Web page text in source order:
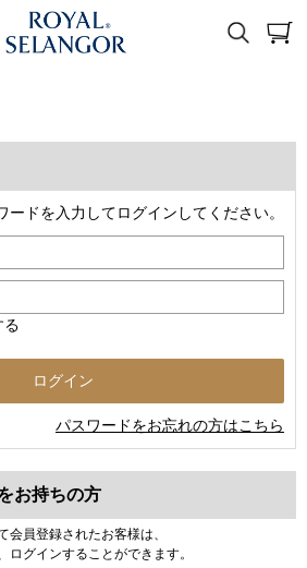
ードを入力してログインしてください。
る
パスワードをお忘れの方はこちら
お持ちの方
員登録されたお客様は、
グインすることができます。